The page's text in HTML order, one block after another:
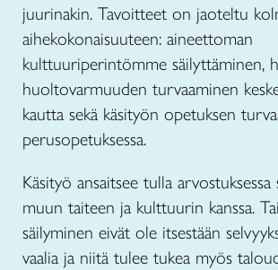
juurinakin. Tavoitteet on jaoteltu
aihekokonaisuuteen: aineettoman
kulttuuriperintömme säilyttäminen,
huoltovarmuuden turvaaminen
kautta sekä käsityön opetuksen
perusopetuksessa.
Käsityö ansaitsee tulla arvostuksessa
muun taiteen ja kulttuurin kanssa.
säilyminen eivät ole itsestään
vaalia ja niitä tulee tukea myös